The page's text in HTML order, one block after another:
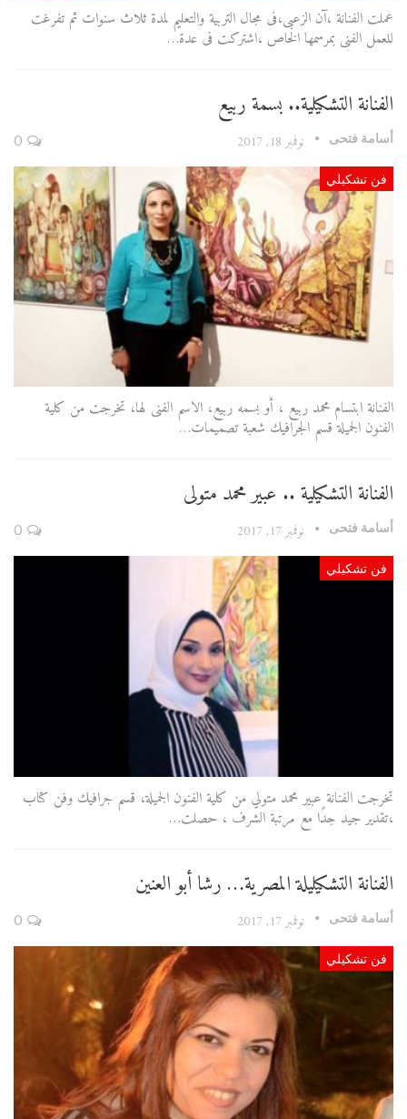
عملت الفنانة ،آن الزعبى،فى مجال التربية والتعليم لمدة ثلاث سنوات ثم تفرغت
للعمل الفنى بمرسمها الخاص ،اشتركت فى عدة…
الفنانة التشكيلية.. بسمة ربيع
أسامة فتحى نوفمبر 18, 2017
فن تشكيلي
الفنانة ابتسام محمد ربيع ، أو بسمه ربيع، الاسم الفنى لها، تخرجت من كلية
الفنون الجميلة قسم الجرافيك شعبة تصميمات…
الفنانة التشكيلية .. عبير محمد متولى
أسامة فتحى نوفمبر 17, 2017
فن تشكيلي
تخرجت الفنانة عبير محمد متولي من كلية الفنون الجميلة، قسم جرافيك وفن كتاب
،تقدير جيد جدًا مع مرتبة الشرف ، حصلت…
الفنانة التشكيليلة المصرية… رشا أبو العنين
أسامة فتحى نوفمبر 17, 2017
فن تشكيلي